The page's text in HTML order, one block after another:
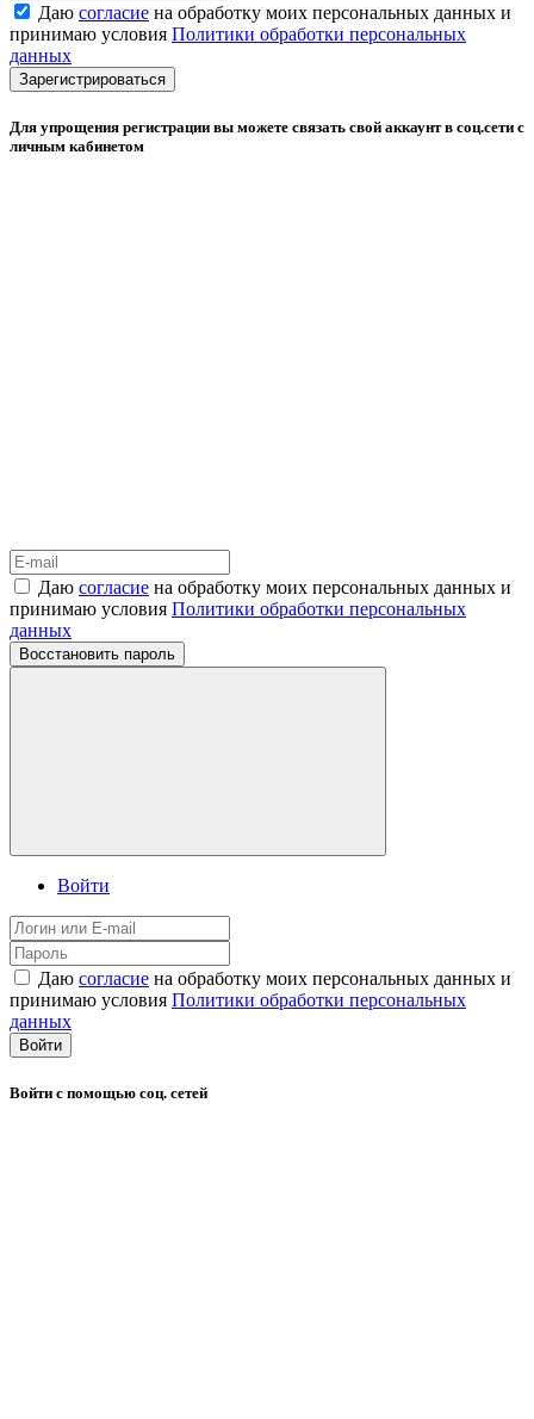
Даю согласие на обработку моих персональных данных и
принимаю условия Политики обработки персональных
данных
Зарегистрироваться
Для упрощения регистрации вы можете связать свой аккаунт в соц.сети с
личным кабинетом
Даю согласие на обработку моих персональных данных и
принимаю условия Политики обработки персональных
данных
Восстановить пароль
Войти
Даю согласие на обработку моих персональных данных и
принимаю условия Политики обработки персональных
данных
Войти
Войти с помощью соц. сетей